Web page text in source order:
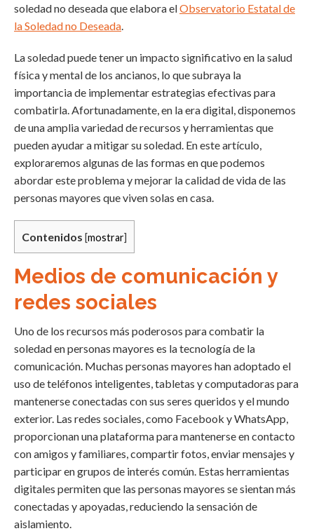
soledad no deseada que elabora elObservatorio Estatal de
la Soledad no Deseada.
La soledad puede tener un impacto significativo en la salud
física y mental de los ancianos, lo que subraya la
importancia de implementar estrategias efectivas para
combatirla. Afortunadamente, en la era digital, disponemos
de una amplia variedad de recursos y herramientas que
pueden ayudar a mitigar su soledad. En este artículo,
exploraremos algunas de las formas en que podemos
abordar este problema y mejorar la calidad de vida de las
personas mayores que viven solas en casa.
Contenidos [mostrar]
Medios de comunicación y
redes sociales
Uno de los recursos más poderosos para combatir la
soledad en personas mayores es la tecnología de la
comunicación. Muchas personas mayores han adoptado el
uso de teléfonos inteligentes, tabletas y computadoras para
mantenerse conectadas con sus seres queridos y el mundo
exterior. Las redes sociales, como Facebook y WhatsApp,
proporcionan una plataforma para mantenerse en contacto
con amigos y familiares, compartir fotos, enviar mensajes y
participar en grupos de interés común. Estas herramientas
digitales permiten que las personas mayores se sientan más
conectadas y apoyadas, reduciendo la sensación de
aislamiento.